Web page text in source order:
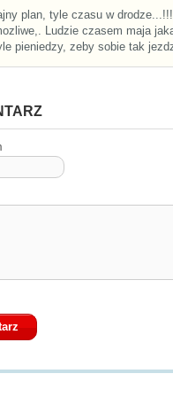
plan, tyle czasu w
Ludzie czasem maja
pieniedzy, zeby sobie tak